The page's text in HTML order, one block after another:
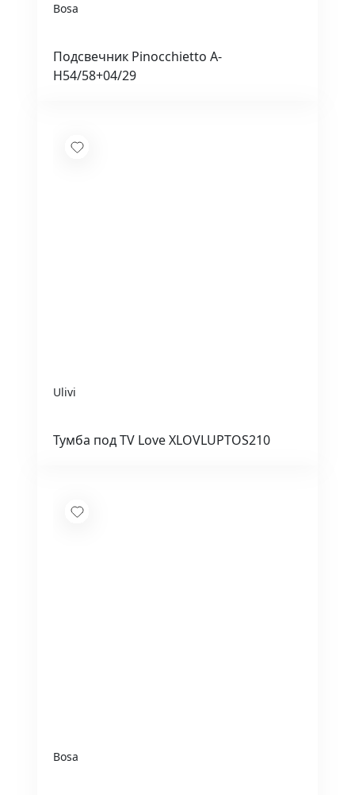
Bosa
Подсвечник Pinocchietto A-
H54/58+04/29
Ulivi
Тумба под TV Love XLOVLUPTOS210
Bosa